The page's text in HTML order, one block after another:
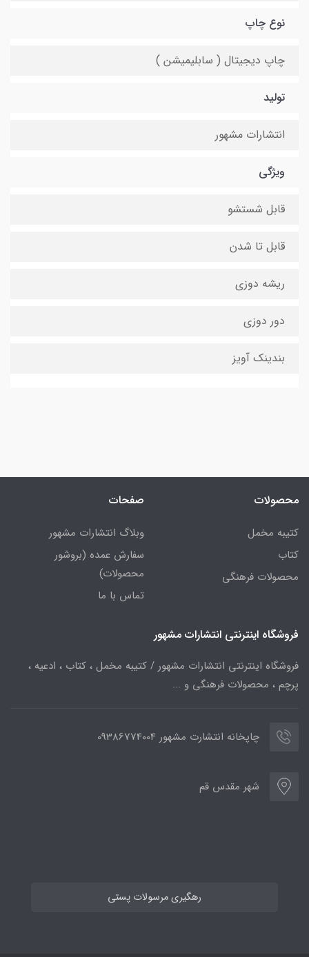
نوع چاپ
چاپ دیجیتال ( سابلیمیشن )
تولید
انتشارات مشهور
ویژگی
قابل شستشو
قابل تا شدن
ریشه دوزی
دور دوزی
بندینک آویز
محصولات
کتیبه مخمل
کتاب
محصولات فرهنگی
صفحات
وبلاگ انتشارات مشهور
سفارش عمده (بروشور
محصولات)
تماس با ما
فروشگاه اینترنتی انتشارات مشهور
فروشگاه اینترنتی انتشارات مشهور / کتیبه مخمل ، کتاب ، ادعیه ،
پرچم ، محصولات فرهنگی و ...
چاپخانه انتشارت مشهور 09386774004
شهر مقدس قم
رهگیری مرسولات پستی